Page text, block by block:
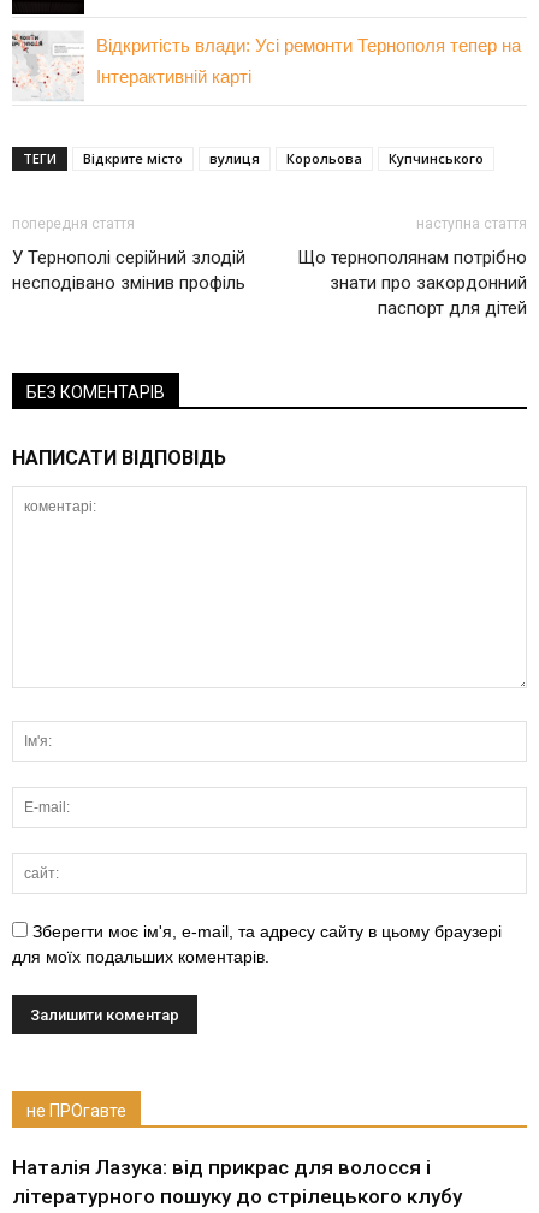
Відкритість влади: Усі ремонти Тернополя тепер на
Інтерактивній карті
ТЕГИ Відкрите місто вулиця Корольова Купчинського
попередня стаття
У Тернополі серійний злодій
несподівано змінив профіль
наступна стаття
Що тернополянам потрібно
знати про закордонний
паспорт для дітей
БЕЗ КОМЕНТАРІВ
НАПИСАТИ ВІДПОВІДЬ
Зберегти моє ім'я, e-mail, та адресу сайту в цьому браузері
для моїх подальших коментарів.
не ПРОгавте
Наталія Лазука: від прикрас для волосся і
літературного пошуку до стрілецького клубу